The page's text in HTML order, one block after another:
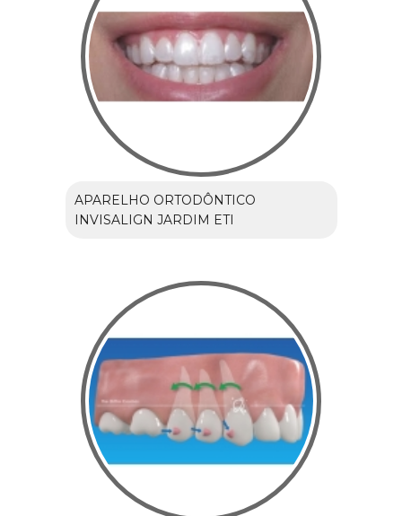
APARELHO ORTODÔNTICO
INVISALIGN JARDIM ETI